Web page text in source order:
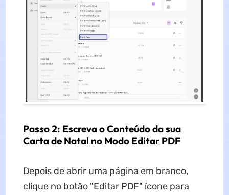
Passo 2: Escreva o Conteúdo da sua
Carta de Natal no Modo Editar PDF
Depois de abrir uma página em branco,
clique no botão "Editar PDF" ícone para